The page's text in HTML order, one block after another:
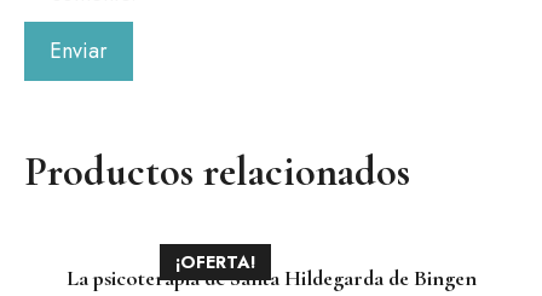
Productos relacionados
¡OFERTA!
La psicoterapia de Santa Hildegarda de Bingen